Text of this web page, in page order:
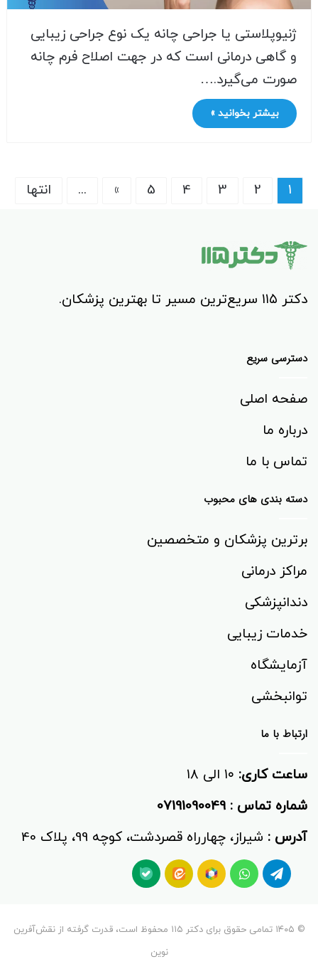
ژنیوپلاستی یا جراحی چانه یک نوع جراحی زیبایی
و گاهی درمانی است که در جهت اصلاح فرم چانه
صورت می‌گیرد.…
بیشتر بخوانید »
1
2
3
4
5
»
... انتها
دکتر ۱۱۵ سریع‌ترین مسیر تا بهترین پزشکان.
دسترسی سریع
صفحه اصلی
درباره ما
تماس با ما
دسته بندی های محبوب
برترین پزشکان و متخصصین
مراکز درمانی
دندانپزشکی
خدمات زیبایی
آزمایشگاه
توانبخشی‌
ارتباط با ما
ساعت کاری:
شماره تماس :
آدرس : شیراز، چهارراه قصردشت، کوچه 99، پلاک 40
© ۱۴۰۵ تمامی حقوق برای دکتر ۱۱۵ محفوظ است، قدرت گرفته از نقش‌آفرین
نوین